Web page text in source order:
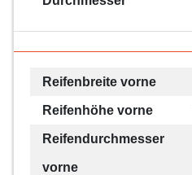
Reifenbreite vorne
Reifenhöhe vorne
Reifendurchmesser
vorne